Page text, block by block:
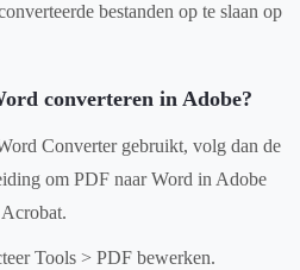
bestanden op te slaan op
converteren in Adobe?
Converter gebruikt, volg dan de
om PDF naar Word in Adobe
Acrobat.
Tools > PDF bewerken.